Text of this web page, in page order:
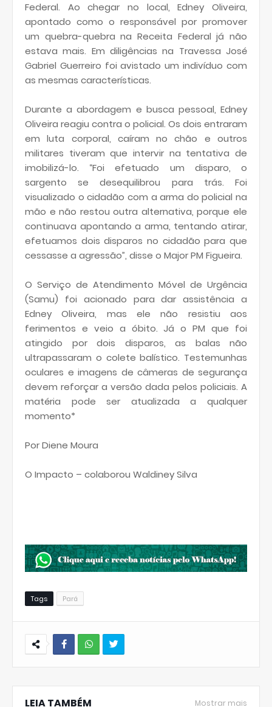
Federal. Ao chegar no local, Edney Oliveira,
apontado como o responsável por promover
um quebra-quebra na Receita Federal já não
estava mais. Em diligências na Travessa José
Gabriel Guerreiro foi avistado um indivíduo com
as mesmas características.
Durante a abordagem e busca pessoal, Edney
Oliveira reagiu contra o policial. Os dois entraram
em luta corporal, caíram no chão e outros
militares tiveram que intervir na tentativa de
imobilizá-lo. “Foi efetuado um disparo, o
sargento se desequilibrou para trás. Foi
visualizado o cidadão com a arma do policial na
mão e não restou outra alternativa, porque ele
continuava apontando a arma, tentando atirar,
efetuamos dois disparos no cidadão para que
cessasse a agressão”, disse o Major PM Figueira.
O Serviço de Atendimento Móvel de Urgência
(Samu) foi acionado para dar assistência a
Edney Oliveira, mas ele não resistiu aos
ferimentos e veio a óbito. Já o PM que foi
atingido por dois disparos, as balas não
ultrapassaram o colete balístico. Testemunhas
oculares e imagens de câmeras de segurança
devem reforçar a versão dada pelos policiais. A
matéria pode ser atualizada a qualquer
momento*
Por Diene Moura
O Impacto – colaborou Waldiney Silva
Tags Pará
hats
Ap
LEIA TAMBÉM Mostrar mais